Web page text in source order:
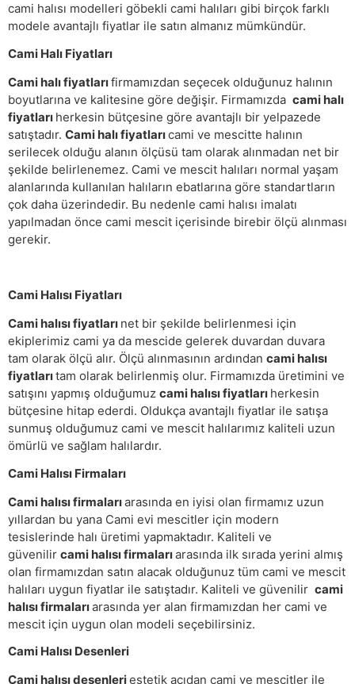
cami halısı modelleri göbekli cami halıları gibi birçok farklı
modele avantajlı fiyatlar ile satın almanız mümkündür.
Cami Halı Fiyatları
Cami halı fiyatlarıfirmamızdan seçecek olduğunuz halının
boyutlarına ve kalitesine göre değişir. Firmamızda cami halı
fiyatları herkesin bütçesine göre avantajlı bir yelpazede
satıştadır. Cami halı fiyatlarıcami ve mescitte halının
serilecek olduğu alanın ölçüsü tam olarak alınmadan net bir
şekilde belirlenemez. Cami ve mescit halıları normal yaşam
alanlarında kullanılan halıların ebatlarına göre standartların
çok daha üzerindedir. Bu nedenle cami halısı imalatı
yapılmadan önce cami mescit içerisinde birebir ölçü alınması
gerekir.
Cami Halısı Fiyatları
Cami halısı fiyatları net bir şekilde belirlenmesi için
ekiplerimiz cami ya da mescide gelerek duvardan duvara
tam olarak ölçü alır. Ölçü alınmasının ardından cami halısı
fiyatlarıtam olarak belirlenmiş olur. Firmamızda üretimini ve
satışını yapmış olduğumuz cami halısı fiyatları herkesin
bütçesine hitap ederdi. Oldukça avantajlı fiyatlar ile satışa
sunmuş olduğumuz cami ve mescit halılarımız kaliteli uzun
ömürlü ve sağlam halılardır.
Cami Halısı Firmaları
Cami halısı firmalarıarasında en iyisi olan firmamız uzun
yıllardan bu yana Cami evi mescitler için modern
tesislerinde halı üretimi yapmaktadır. Kaliteli ve
güvenilir cami halısı firmalarıarasında ilk sırada yerini almış
olan firmamızdan satın alacak olduğunuz tüm cami ve mescit
halıları uygun fiyatlar ile satıştadır. Kaliteli ve güvenilir cami
halısı firmalarıarasında yer alan firmamızdan her cami ve
mescit için uygun olan modeli seçebilirsiniz.
Cami Halısı Desenleri
Cami halısı desenleriestetik açıdan cami ve mescitler ile